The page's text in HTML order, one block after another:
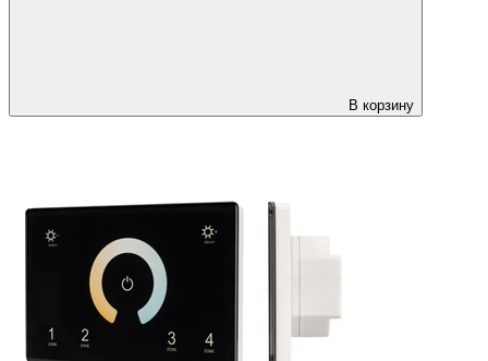
В корзину